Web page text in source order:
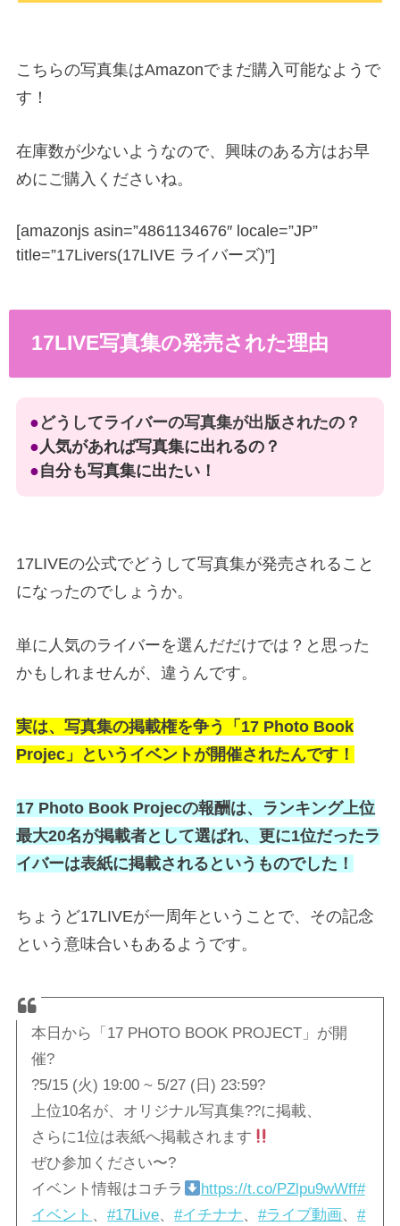
こちらの写真集はAmazonでまだ購入可能なようで
す！
在庫数が少ないようなので、興味のある方はお早
めにご購入くださいね。
[amazonjs asin=”4861134676″ locale=”JP”
title=”17Livers(17LIVE ライバーズ)”]
17LIVE写真集の発売された理由
● どうしてライバーの写真集が出版されたの？
●人気があれば写真集に出れるの？
●自分も写真集に出たい！
17LIVEの公式でどうして写真集が発売されること
になったのでしょうか。
単に人気のライバーを選んだだけでは？と思った
かもしれませんが、違うんです。
実は、写真集の掲載権を争う「17 Photo Book
Projec」というイベントが開催されたんです！
17 Photo Book Projecの報酬は、ランキング上位
最大20名が掲載者として選ばれ、更に1位だったラ
イバーは表紙に掲載されるというものでした！
ちょうど17LIVEが一周年ということで、その記念
という意味合いもあるようです。
本日から「17 PHOTO BOOK PROJECT」が開
催?
?5/15 (火) 19:00 ~ 5/27 (日) 23:59?
上位10名が、オリジナル写真集??に掲載、
さらに1位は表紙へ掲載されます
ぜひ参加ください〜?
イベント情報はコチラ
https://t.co/PZlpu9wWff#
イベント 、#17Live、#イチナナ、#ライブ動画、#